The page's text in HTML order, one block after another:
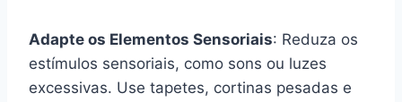
Adapte os Elementos Sensoriais: Reduza os
estímulos sensoriais, como sons ou luzes
excessivas. Use tapetes, cortinas pesadas e